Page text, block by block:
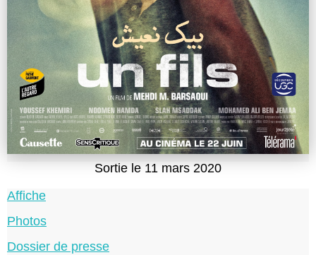
Sortie le 11 mars 2020
Affiche
Photos
Dossier de presse